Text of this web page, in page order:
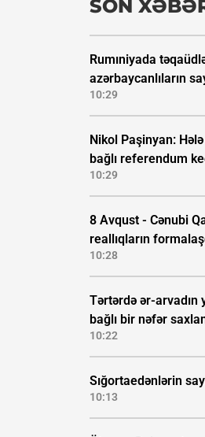
SON
Rumıniyada
azərbaycanlıların
10:29
Nikol Paşinyan:
bağlı referendum
10:29
8 Avqust - Cənubi
reallıqların
10:28
Tərtərdə ər-arvadın
bağlı bir nəfər
10:22
Sığortaedənlərin
10:13